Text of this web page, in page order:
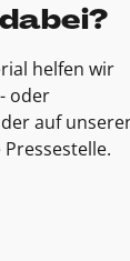
helfen wir
oder
auf